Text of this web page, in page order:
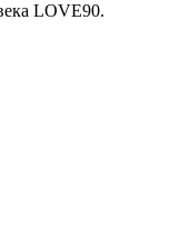
LOVE90.